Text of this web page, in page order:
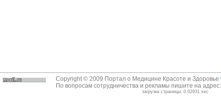
Copyright © 2009 Портал о Медицине Красоте и Здоровье
По вопросам сотрудничества и рекламы пишите на
загрузка страницы: 0.02931 sec